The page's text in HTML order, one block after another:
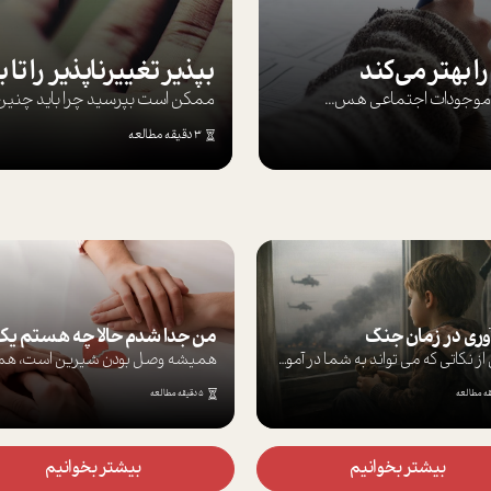
بهتر می‌کند
موجودات اجتماعی هس... ممکن است بپرسيد چرا بايد چنين
3 دقیقه مطالعه
در زمان جنگ
برخی از نکاتی که می تواند به شما در آموز...
بیشتر بخوانیم
5 دقیقه مطالعه
بیشتر بخوانیم